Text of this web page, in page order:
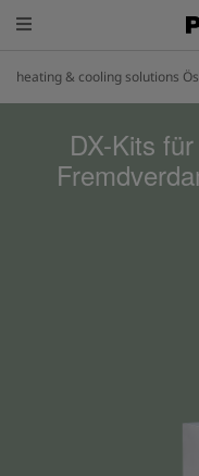
heating & cooling solutions
DX-Kits